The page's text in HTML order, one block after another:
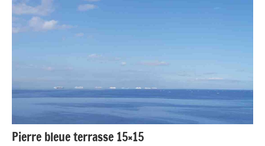
Pierre bleue terrasse 15×15